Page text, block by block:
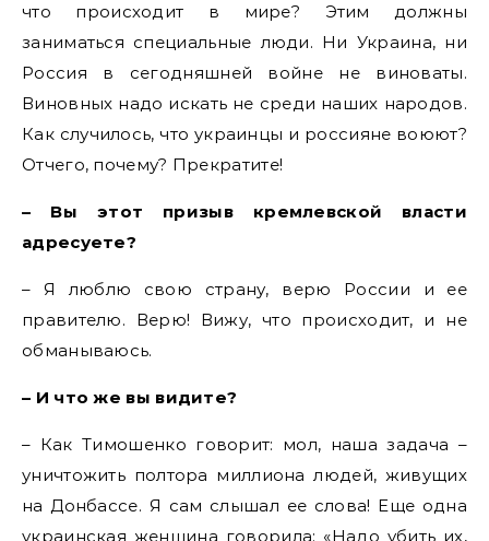
что происходит в мире? Этим должны
заниматься специальные люди. Ни Украина, ни
Россия в сегодняшней войне не виноваты.
Виновных надо искать не среди наших народов.
Как случилось, что украинцы и россияне воюют?
Отчего, почему? Прекратите!
– Вы этот призыв кремлевской власти
адресуете?
– Я люблю свою страну, верю России и ее
правителю. Верю! Вижу, что происходит, и не
обманываюсь.
– И что же вы видите?
– Как Тимошенко говорит: мол, наша задача –
уничтожить полтора миллиона людей, живущих
на Донбассе. Я сам слышал ее слова! Еще одна
украинская женщина говорила: «Надо убить их,